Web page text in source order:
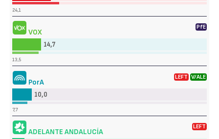
24,1
VOX
PfE
14,7
13,5
PorA
LEFT V/ALE
10,0
7,7
ADELANTE ANDALUCÍA
LEFT